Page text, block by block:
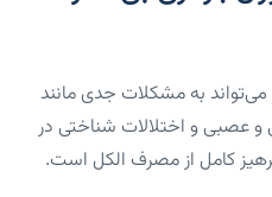
می‌تواند به مشکلات جدی مانند
عصبی و اختلالات شناختی در
کامل از مصرف الکل است.